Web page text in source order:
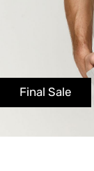
Final Sale